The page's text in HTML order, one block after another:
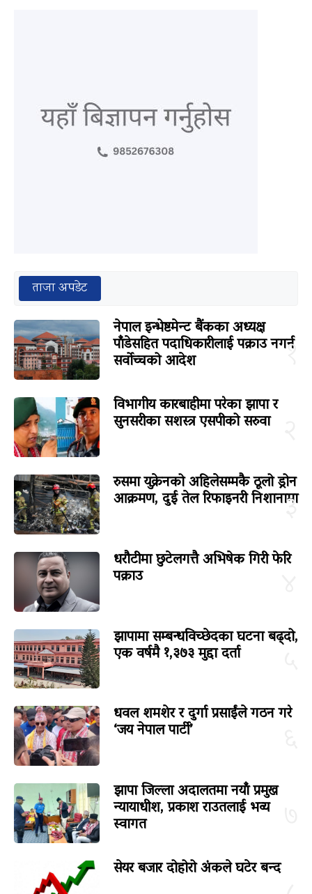
ताजा अपडेट
१
नेपाल इन्भेष्टमेन्ट बैंकका अध्यक्ष
पाँडेसहित पदाधिकारीलाई पक्राउ नगर्न
सर्वोच्चको आदेश
विभागीय कारबाहीमा परेका झापा र
सुनसरीका सशस्त्र एसपीको सरुवा
३
रुसमा युक्रेनको अहिलेसम्मकै ठूलो ड्रोन
आक्रमण, दुई तेल रिफाइनरी निशानामा
धरौटीमा छुटेलगत्तै अभिषेक गिरी फेरि
पक्राउ
झापामा सम्बन्धविच्छेदका घटना बढ्दो,
एक वर्षमै १,३७३ मुद्दा दर्ता
धवल शमशेर र दुर्गा प्रसाईंले गठन गरे
‘जय नेपाल पार्टी’
झापा जिल्ला अदालतमा नयाँ प्रमुख
न्यायाधीश, प्रकाश राउतलाई भव्य
स्वागत
सेयर बजार दोहोरो अंकले घटेर बन्द